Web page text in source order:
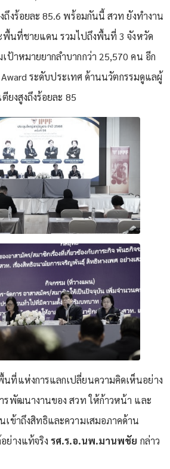
ถึงร้อยละ 85.6 พร้อมกันนี้ สวท ยังทำงาน
พื้นที่ชายแดน รวมไปถึงพื้นที่ 3 จังหวัด
ป้าหมายยากลำบากกว่า 25,570 คน อีก
Award ระดับประเทศ ด้านนวัตกรรมดูแลผู้
ยงสูงถึงร้อยละ 85
ที่แห่งการแลกเปลี่ยนความคิดเห็นอย่าง
รพัฒนางานของ สวท ให้ก้าวหน้า และ
เข้าถึงสิทธิและความเสมอภาคด้าน
ย่างแท้จริงรศ.ร.อ.นพ.มานพชัย กล่าว